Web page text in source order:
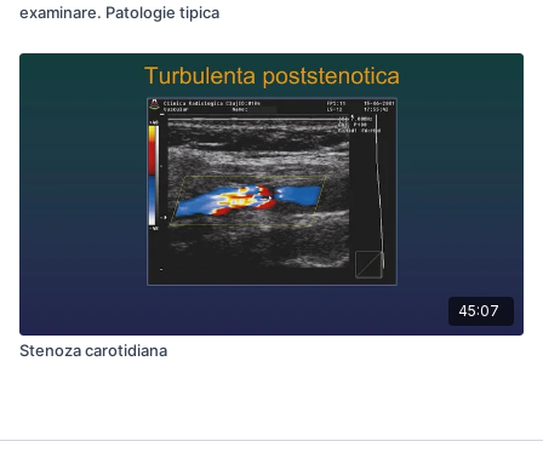
examinare. Patologie tipica
45:07
Stenoza carotidiana